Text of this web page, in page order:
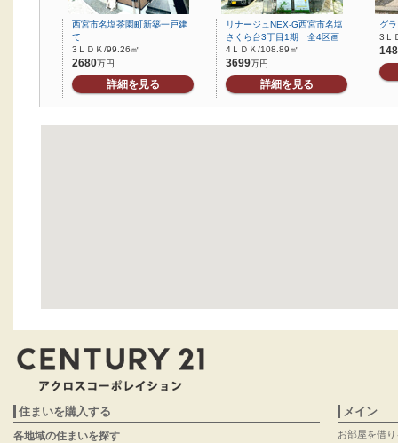
西宮市名塩茶園町新築一戸建
て
3ＬＤＫ/99.26㎡
2680万円
詳細を見る
リナージュNEX-G西宮市名塩
さくら台3丁目1期 全4区画
4ＬＤＫ/108.89㎡
3699万円
詳細を見る
グ
3Ｌ
住まいを購入する
各地域の住まいを探す
メイン
お部屋を借り